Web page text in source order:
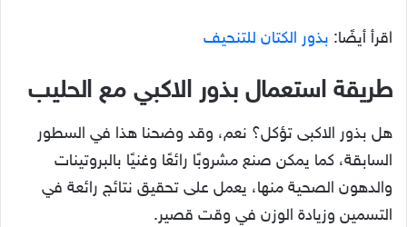
اقرأ أيضًا: بذور الكتان للتنحيف
طريقة استعمال بذور الاكبي مع الحليب
هل بذور الاكبى تؤكل؟ نعم، وقد وضحنا هذا في السطور
السابقة، كما يمكن صنع مشروبًا رائعًا وغنيًا بالبروتينات
والدهون الصحية منها، يعمل على تحقيق نتائج رائعة في
التسمين وزيادة الوزن في وقت قصير.